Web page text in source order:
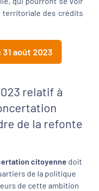
territoriale des crédits
août 2023
relatif à
de la refonte
citoyenne doit
de la politique
de cette ambition